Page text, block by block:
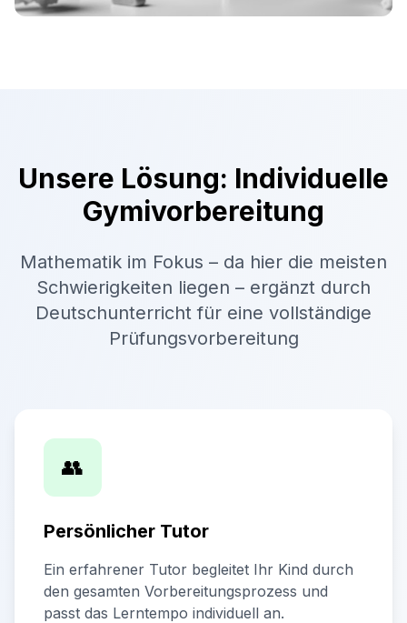
Unsere Lösung: Individuelle
Gymivorbereitung
Mathematik im Fokus – da hier die meisten
Schwierigkeiten liegen – ergänzt durch
Deutschunterricht für eine vollständige
Prüfungsvorbereitung
👥
Persönlicher Tutor
Ein erfahrener Tutor begleitet Ihr Kind durch
den gesamten Vorbereitungsprozess und
passt das Lerntempo individuell an.